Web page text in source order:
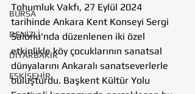
BURSA
DENİZLİ
DİYARBAKIR
ESKİŞEHİR
Tohumluk Vakfı, 27 Eylül 2024
tarihinde Ankara Kent Konseyi Sergi
Salonu'nda düzenlenen iki özel
etkinlikle köy çocuklarının sanatsal
dünyalarını Ankaralı sanatseverlerle
buluşturdu. Başkent Kültür Yolu